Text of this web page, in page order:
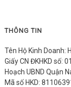
THÔNG TIN
Tên Hộ Kinh Doanh:
Giấy CN ĐKHKD số:
Hoạch UBND Quận
Mã số HKD: